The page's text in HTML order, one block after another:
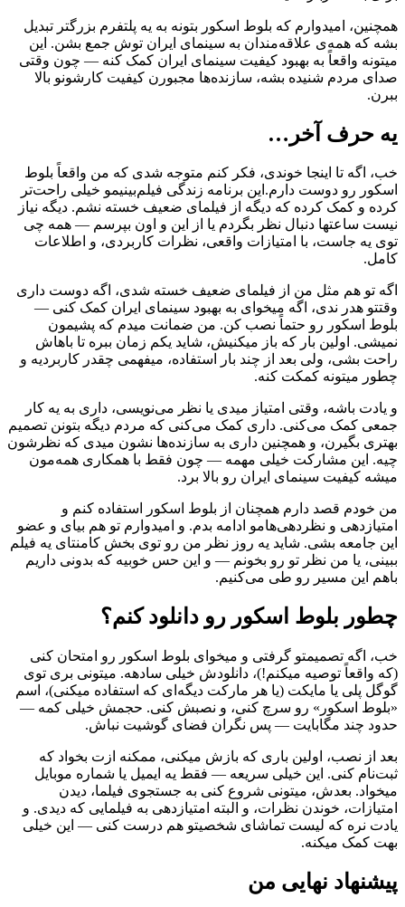
همچنین، امیدوارم که بلوط اسکور بتونه به یه پلتفرم بزرگتر تبدیل
بشه که همه‌ی علاقه‌مندان به سینمای ایران توش جمع بشن. این
میتونه واقعاً به بهبود کیفیت سینمای ایران کمک کنه — چون وقتی
صدای مردم شنیده بشه، سازنده‌ها مجبورن کیفیت کارشونو بالا
ببرن.
یه حرف آخر…
خب، اگه تا اینجا خوندی، فکر کنم متوجه شدی که من واقعاً بلوط
اسکور رو دوست دارم.این برنامه زندگی فیلم‌بینیمو خیلی راحت‌تر
کرده و کمک کرده که دیگه از فیلمای ضعیف خسته نشم. دیگه نیاز
نیست ساعتها دنبال نظر بگردم یا از این و اون بپرسم — همه چی
توی یه جاست، با امتیازات واقعی، نظرات کاربردی، و اطلاعات
کامل.
اگه تو هم مثل من از فیلمای ضعیف خسته شدی، اگه دوست داری
وقتتو هدر ندی، اگه میخوای به بهبود سینمای ایران کمک کنی —
بلوط اسکور رو حتماً نصب کن. من ضمانت میدم که پشیمون
نمیشی. اولین بار که باز میکنیش، شاید یکم زمان ببره تا باهاش
راحت بشی، ولی بعد از چند بار استفاده، میفهمی چقدر کاربردیه و
چطور میتونه کمکت کنه.
و یادت باشه، وقتی امتیاز میدی یا نظر می‌نویسی، داری به یه کار
جمعی کمک می‌کنی. داری کمک می‌کنی که مردم دیگه بتونن تصمیم
بهتری بگیرن، و همچنین داری به سازنده‌ها نشون میدی که نظرشون
چیه. این مشارکت خیلی مهمه — چون فقط با همکاری همه‌مون
میشه کیفیت سینمای ایران رو بالا برد.
من خودم قصد دارم همچنان از بلوط اسکور استفاده کنم و
امتیازدهی و نظردهی‌هامو ادامه بدم. و امیدوارم تو هم بیای و عضو
این جامعه بشی. شاید یه روز نظر من رو توی بخش کامنتای یه فیلم
ببینی، یا من نظر تو رو بخونم — و این حس خوبیه که بدونی داریم
باهم این مسیر رو طی می‌کنیم.
چطور بلوط اسکور رو دانلود کنم؟
خب، اگه تصمیمتو گرفتی و میخوای بلوط اسکور رو امتحان کنی
(که واقعاً توصیه میکنم!)، دانلودش خیلی سادهه. میتونی بری توی
گوگل پلی یا مایکت (یا هر مارکت دیگه‌ای که استفاده میکنی)، اسم
«بلوط اسکور» رو سرچ کنی، و نصبش کنی. حجمش خیلی کمه —
حدود چند مگابایت — پس نگران فضای گوشیت نباش.
بعد از نصب، اولین باری که بازش میکنی، ممکنه ازت بخواد که
ثبت‌نام کنی. این خیلی سریعه — فقط یه ایمیل یا شماره موبایل
میخواد. بعدش، میتونی شروع کنی به جستجوی فیلما، دیدن
امتیازات، خوندن نظرات، و البته امتیازدهی به فیلمایی که دیدی. و
یادت نره که لیست تماشای شخصیتو هم درست کنی — این خیلی
بهت کمک میکنه.
پیشنهاد نهایی من